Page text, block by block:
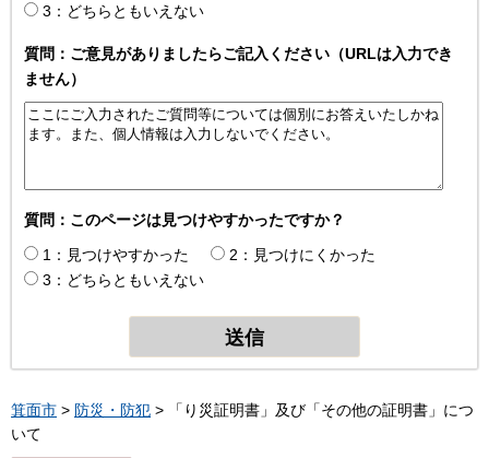
3：どちらともいえない
質問：ご意見がありましたらご記入ください（URLは入力でき
ません）
質問：このページは見つけやすかったですか？
1：見つけやすかった
2：見つけにくかった
3：どちらともいえない
箕面市 > 防災・防犯 > 「り災証明書」及び「その他の証明書」につ
いて